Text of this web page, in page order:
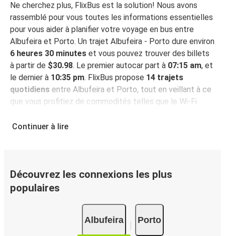
Ne cherchez plus, FlixBus est la solution! Nous avons
rassemblé pour vous toutes les informations essentielles
pour vous aider à planifier votre voyage en bus entre
Albufeira et Porto. Un trajet Albufeira - Porto dure environ
6 heures 30 minutes et vous pouvez trouver des billets
à partir de $30.98. Le premier autocar part à 07:15 am, et
le dernier à 10:35 pm. FlixBus propose 14 trajets
quotidiens entre Albufeira et Porto, tout en veillant à ce
que vous profitiez de commodités telles que le Wi-Fi
d'une place assise durant votre voyage.
Pour réserver un billet de bus avec FlixBus, rien de plus
simple : sur ce site Web ou via l'application intuitive de
pour un trajet entre Albufeira et Porto, vous pouvez
choisir parmi différents modes de paiement en ligne
Continuer à lire
Découvrez les connexions les plus
populaires
Albufeira Porto